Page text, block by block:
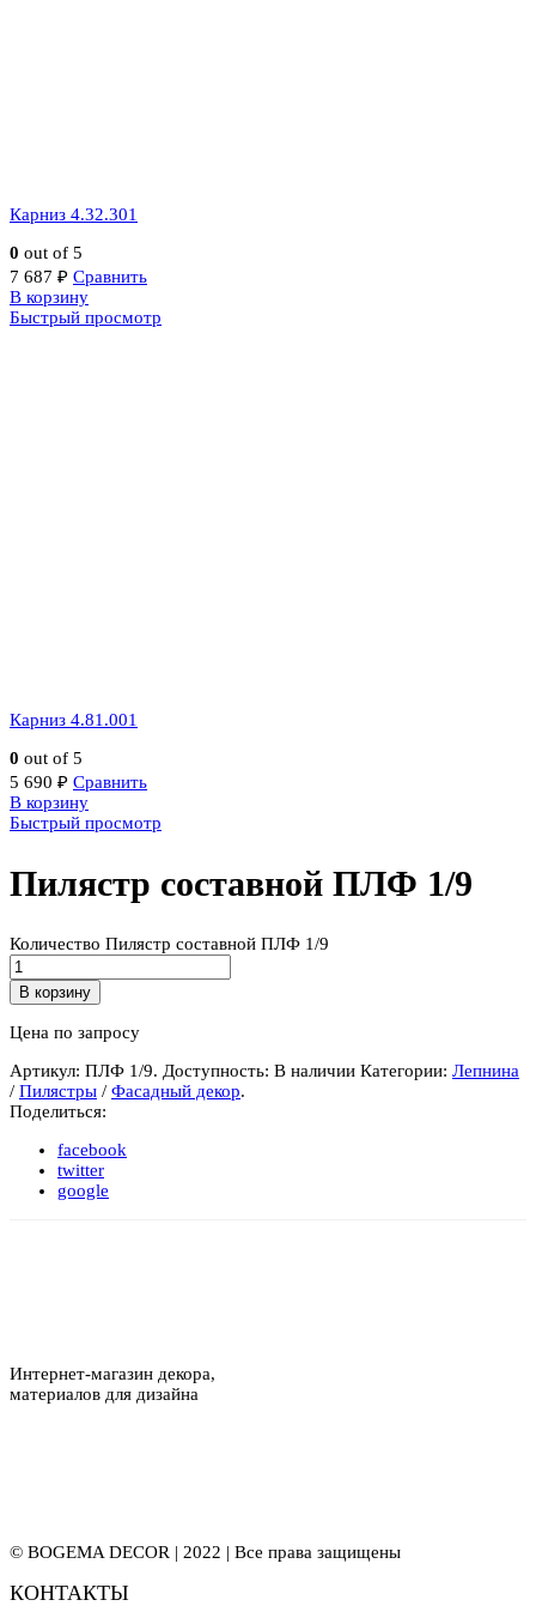
Карниз 4.32.301
0 out of 5
7 687 ₽ Сравнить
В корзину
Быстрый просмотр
Карниз 4.81.001
0 out of 5
5 690 ₽ Сравнить
В корзину
Быстрый просмотр
Пилястр составной ПЛФ 1/9
Количество Пилястр составной ПЛФ 1/9
В корзину
Цена по запросу
Артикул: ПЛФ 1/9. Доступность: В наличии Категории: Лепнина
/ Пилястры / Фасадный декор.
Поделиться:
facebook
twitter
google
Интернет-магазин декора,
материалов для дизайна
© BOGEMA DECOR | 2022 | Все права защищены
КОНТАКТЫ